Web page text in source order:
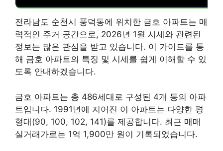
전라남도 순천시 풍덕동에 위치한 금호 아파트는 매
력적인 주거 공간으로, 2026년 1월 시세와 관련된
정보는 많은 관심을 받고 있습니다. 이 가이드를 통
해 금호 아파트의 특징 및 시세를 쉽게 이해할 수 있
도록 안내하겠습니다.
금호 아파트는 총 486세대로 구성된 4개 동의 아파
트입니다. 1991년에 지어진 이 아파트는 다양한 평
형대(90, 100, 102, 141)를 제공합니다. 최근 매매
실거래가로는 1억 1,900만 원이 기록되었습니다.